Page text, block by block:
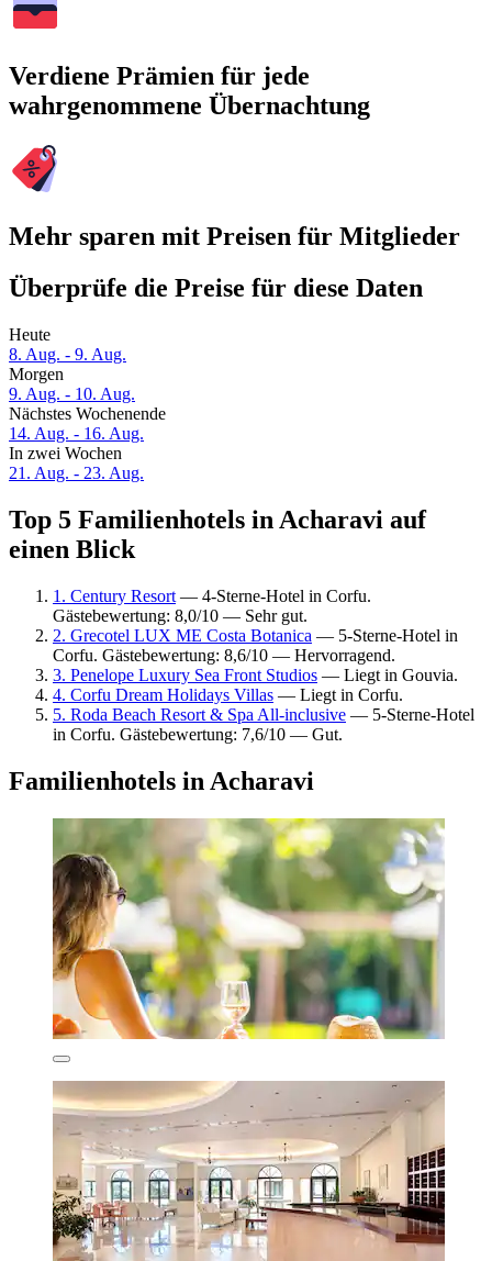
Verdiene Prämien für jede
wahrgenommene Übernachtung
Mehr sparen mit Preisen für Mitglieder
Überprüfe die Preise für diese Daten
Heute
8. Aug. - 9. Aug.
Morgen
9. Aug. - 10. Aug.
Nächstes Wochenende
14. Aug. - 16. Aug.
In zwei Wochen
21. Aug. - 23. Aug.
Top 5 Familienhotels in Acharavi auf
einen Blick
1. Century Resort — 4-Sterne-Hotel in Corfu.
Gästebewertung: 8,0/10 — Sehr gut.
2. Grecotel LUX ME Costa Botanica — 5-Sterne-Hotel in
Corfu. Gästebewertung: 8,6/10 — Hervorragend.
3. Penelope Luxury Sea Front Studios — Liegt in Gouvia.
4. Corfu Dream Holidays Villas — Liegt in Corfu.
5. Roda Beach Resort & Spa All-inclusive — 5-Sterne-Hotel
in Corfu. Gästebewertung: 7,6/10 — Gut.
Familienhotels in Acharavi